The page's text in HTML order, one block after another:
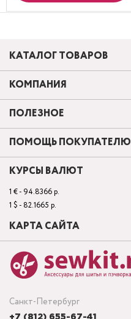
Санкт-Петербург
+7 (812) 655-67-41
КАТАЛОГ ТОВАРОВ
КОМПАНИЯ
ПОЛЕЗНОЕ
ПОМОЩЬ ПОКУПАТЕЛЮ
КУРСЫ ВАЛЮТ
1 € - 94.8366 р.
1 $ - 82.1665 р.
КАРТА САЙТА